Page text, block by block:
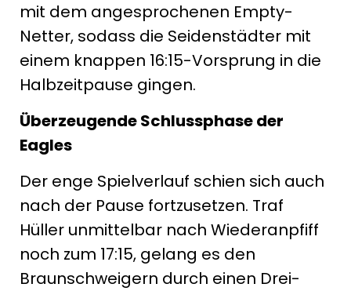
mit dem angesprochenen Empty-
Netter, sodass die Seidenstädter mit
einem knappen 16:15-Vorsprung in die
Halbzeitpause gingen.
Überzeugende Schlussphase der
Eagles
Der enge Spielverlauf schien sich auch
nach der Pause fortzusetzen. Traf
Hüller unmittelbar nach Wiederanpfiff
noch zum 17:15, gelang es den
Braunschweigern durch einen Drei-